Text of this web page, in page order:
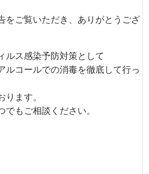
をご覧いただき、ありがとうござ
ルス感染予防対策として
ルコールでの消毒を徹底して行っ
ります。
でもご相談ください。